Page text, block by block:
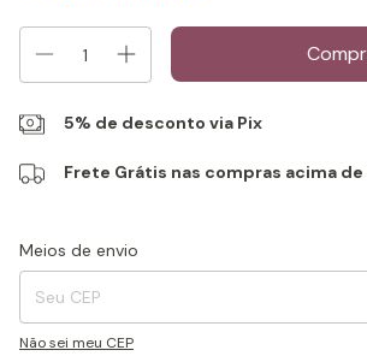
5% de desconto via Pix
Frete Grátis nas compras acima de
Entregas para o CEP:
Meios de envio
Não sei meu CEP